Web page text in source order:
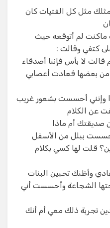
مثل كل الفتيات كان
ماكنت لم أتوقعه حيث
كتفي وقالت :
لا بأس فإننا أصدقاء
من بعضها فعادت أعصابي
وإنني أحسست بشعور غريب
عن الكلام
صديقتك أم ماذا
ببلل من الأسفل
قلت لها كسي بكلام
وأظنك تحبين البنات
الشجاعة وأحسست أني
تجربة ذلك معي أم أنك